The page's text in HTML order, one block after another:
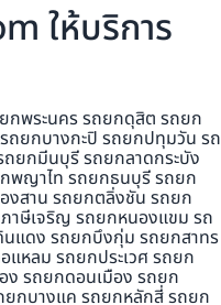
ให้บริการ
กพระนคร รถยกดุสิต รถยก
ถยกบางกะปิ รถยกปทุมวัน รถ
ยกมีนบุรี รถยกลาดกระบัง
พญาไท รถยกธนบุรี รถยก
งสาน รถยกตลิ่งชัน รถยก
าษีเจริญ รถยกหนองแขม รถ
แดง รถยกบึงกุ่ม รถยกสาทร
หลม รถยกประเวศ รถยก
ง รถยกดอนเมือง รถยก
ยกบางแค รถยกหลักสี่ รถยก